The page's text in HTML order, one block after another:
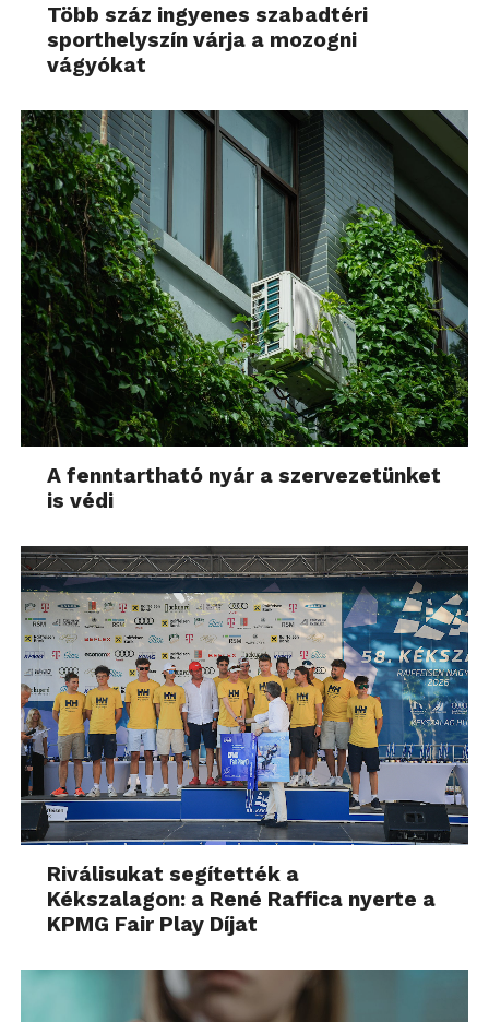
Több száz ingyenes szabadtéri
sporthelyszín várja a mozogni
vágyókat
A fenntartható nyár a szervezetünket
is védi
Riválisukat segítették a
Kékszalagon: a René Raffica nyerte a
KPMG Fair Play Díjat